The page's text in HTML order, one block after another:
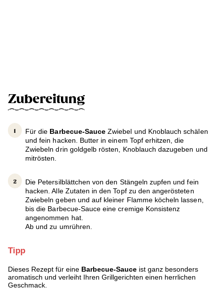
Zubereitung
Für die Barbecue-Sauce Zwiebel und Knoblauch schälen
und fein hacken. Butter in einem Topf erhitzen, die
Zwiebeln drin goldgelb rösten, Knoblauch dazugeben und
mitrösten.
Die Petersilblättchen von den Stängeln zupfen und fein
hacken. Alle Zutaten in den Topf zu den angerösteten
Zwiebeln geben und auf kleiner Flamme köcheln lassen,
bis die Barbecue-Sauce eine cremige Konsistenz
angenommen hat.
Ab und zu umrühren.
Tipp
Dieses Rezept für eine Barbecue-Sauce ist ganz besonders
aromatisch und verleiht Ihren Grillgerichten einen herrlichen
Geschmack.